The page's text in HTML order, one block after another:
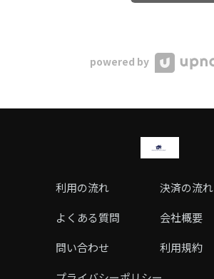
powered by
利用の流れ
決済の流れ
よくある質問
会社概要
問い合わせ
利用規約